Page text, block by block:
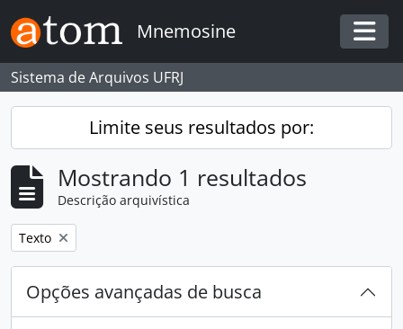
Skip to main content
Mnemosine
Sistema de Arquivos UFRJ
Limite seus resultados por:
Mostrando 1 resultados
Descrição arquivística
Remover filtro:
Texto
Opções avançadas de busca